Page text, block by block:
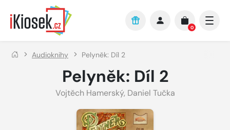
Přejít na hlavní obsah
0
Audioknihy Pelyněk: Díl 2
Pelyněk: Díl 2
Vojtěch Hamerský, Daniel Tučka